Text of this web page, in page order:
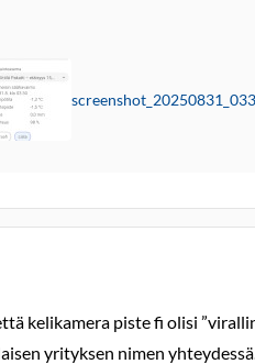
kelikamera piste fi olisi
yrityksen nimen